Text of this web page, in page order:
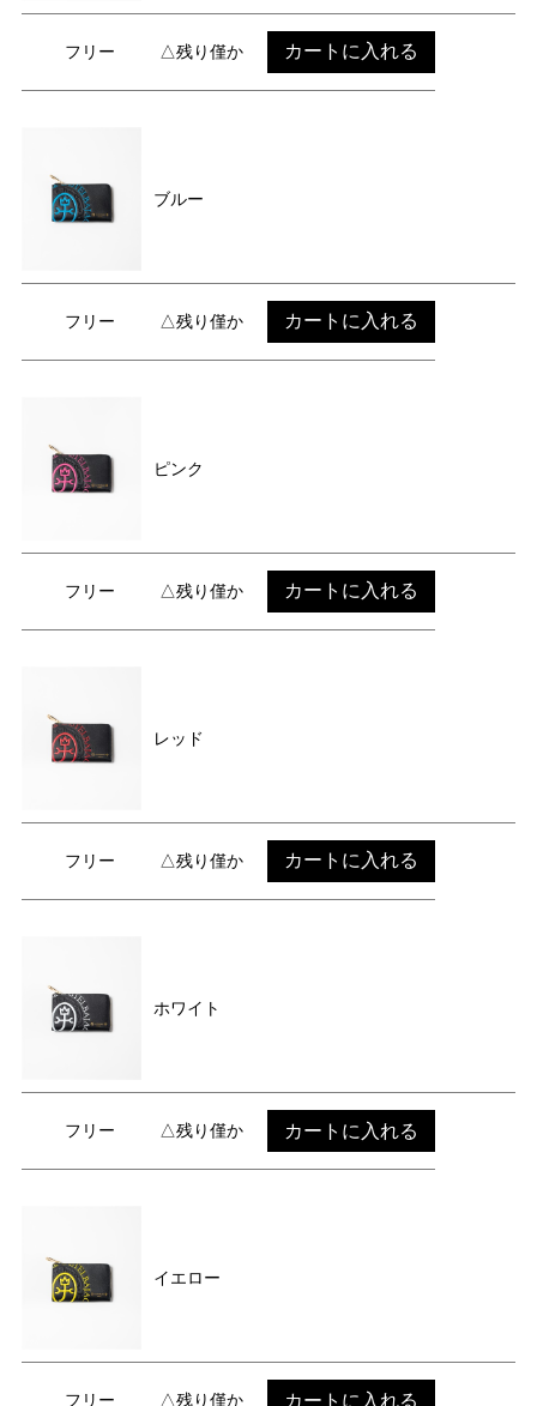
フリー △残り僅か カートに入れる
ブルー
フリー △残り僅か カートに入れる
ピンク
フリー △残り僅か カートに入れる
レッド
フリー △残り僅か カートに入れる
ホワイト
フリー △残り僅か カートに入れる
イエロー
フリー △残り僅か カートに入れる